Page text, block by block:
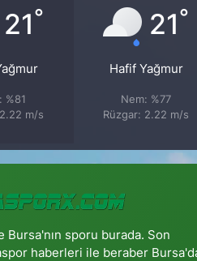
21°
%81
m/s
21°
Hafif Yağmur
Nem: %77
Rüzgar: 2.22 m/s
Bursa'nın sporu burada. Son
haberleri ile beraber